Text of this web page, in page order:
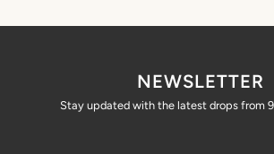
NEWSLETTER
Stay updated with the latest drops from